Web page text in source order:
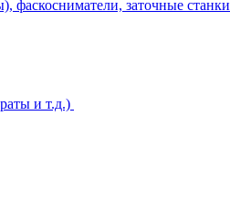
фаскосниматели, заточные станки
и т.д.)